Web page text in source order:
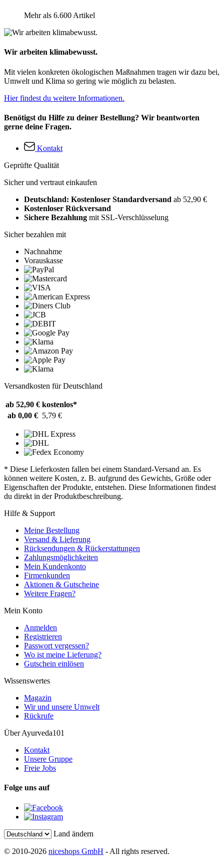
Mehr als 6.600 Artikel
Wir arbeiten klimabewusst.
Mit vielen konkreten ökologischen Maßnahmen tragen wir dazu bei,
Umwelt und Klima so gering wie möglich zu belasten.
Hier findest du weitere Informationen.
Benötigst du Hilfe zu deiner Bestellung? Wir beantworten
gerne deine Fragen.
Kontakt
Geprüfte Qualität
Sicher und vertraut einkaufen
Deutschland: Kostenloser Standardversand ab 52,90 €
Kostenloser Rückversand
Sichere Bezahlung mit SSL-Verschlüsselung
Sicher bezahlen mit
Nachnahme
Vorauskasse
Versandkosten für Deutschland
ab 52,90 € kostenlos*
ab 0,00 € 5,79 €
* Diese Lieferkosten fallen bei einem Standard-Versand an. Es
können weitere Kosten, z. B. aufgrund des Gewichts, Größe oder
Eigenschaften der Produkte, entstehen. Diese Informationen findest
du direkt in der Produktbeschreibung.
Hilfe & Support
Meine Bestellung
Versand & Lieferung
Rücksendungen & Rückerstattungen
Zahlungsmöglichkeiten
Mein Kundenkonto
Firmenkunden
Aktionen & Gutscheine
Weitere Fragen?
Mein Konto
Anmelden
Registrieren
Passwort vergessen?
Wo ist meine Lieferung?
Gutschein einlösen
Wissenswertes
Magazin
Wir und unsere Umwelt
Rückrufe
Über Ayurveda101
Kontakt
Unsere Gruppe
Freie Jobs
Folge uns auf
Land ändern
© 2010-2026 niceshops GmbH - All rights reserved.